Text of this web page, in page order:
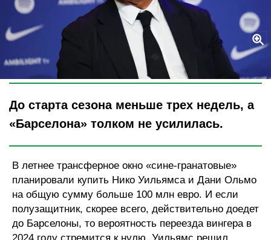
Legion-Media
До старта сезона меньше трех недель, а
«Барселона» толком не усилилась.
В летнее трансферное окно «сине-гранатовые»
планировали купить Нико Уильямса и Дани Ольмо
на общую сумму больше 100 млн евро. И если
полузащитник, скорее всего, действительно доедет
до Барселоны, то вероятность переезда вингера в